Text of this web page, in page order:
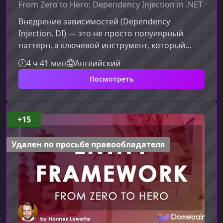
From Zero to Hero: Dependency Injection in .NET
Внедрение зависимостей (Dependency
Injection, DI) — это не просто популярный
паттерн, а ключевой инструмент, который
помогает .NET‑разработчикам создавать
гибкие, легко тестируемые и масштабируемые
приложения. В этом материале мы разберём,
обучение в формате «с нуля до
профессионала» открывает двери к более
уверенному и эффективному
программированию.Что вы узнаете на этом
курсеМатериал курса охватывает все
4 ч 41 мин Английский
Посмотреть
+15
Удален по просьбе правообладателя